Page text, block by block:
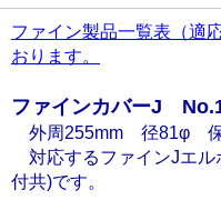
ファイン製品一覧表（適
おります。
ファインカバーJ
外周255mm 径81φ 保
対応するファインJエル
付共)です。